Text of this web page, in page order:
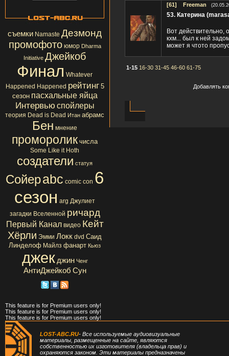
съемки Namaste Дезмонд
промофото юмор Dharma
Initiative Джейкоб
Финал Whatever
Happened Happened рейтинг 5
сезон пасхальные яйца
Интервью спойлеры
теория Dead is Dead Итан абрамс
Бен мнение
проморолик числа
Some Like it Hoth
создатели статуя
Сойерabc comic con 6
сезон arg Джулиет
загадки Вселенной ричард
Первый Канал видео Кейт
Хёрли Эмми Локк dvd Саид
Линделоф Майлз фанарт Кьюз
джек джин Ченг
АнтиДжейкоб Сун
This feature is for Premium users only!
This feature is for Premium users only!
This feature is for Premium users only!
[61] Frееman
53. Катерина
Вот действительно,
кхм... был к ней
может я чтото
1-15 16-30 31-45 46-60 61-75
Добавлять
LOST-ABC.RU- Все используемые аудиовизуальные
материалы, размещенные на сайте, являются
собственностью их изготовителя (владельца прав) и
охраняются законом. Эти материалы предназначены